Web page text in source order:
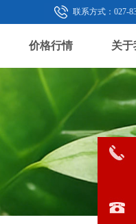
联系方式：027-
价格行情 关于